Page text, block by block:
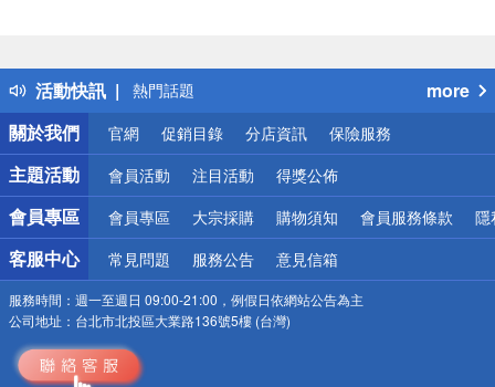
活動快訊
得獎公告
熱門話題
銀行優惠
偏遠地區配送
詐騙網頁！請小心！
more
關於我們
官網 促銷目錄 分店資訊 保險服務
主題活動 會員活動 注目活動 得獎公佈
會員專區 會員專區 大宗採購 購物須知 會員服務條款 隱
客服中心 常見問題 服務公告 意見信箱
服務時間： 週一至週日 09:00-21:00，例假日依網站公告為主
公司地址： 台北市北投區大業路136號5樓 (台灣)